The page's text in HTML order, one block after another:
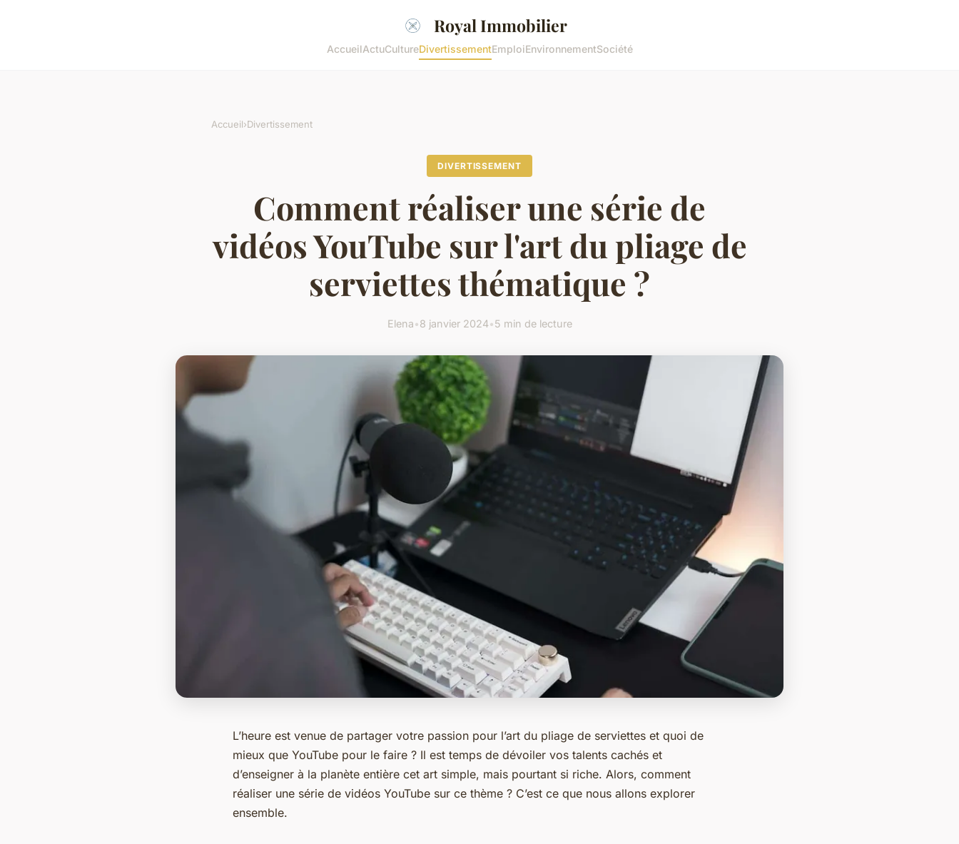
Royal Immobilier
AccueilActuCultureDivertissementEmploiEnvironnementSociété
Accueil›Divertissement
DIVERTISSEMENT
Comment réaliser une série de
vidéos YouTube sur l'art du pliage de
serviettes thématique ?
Elena•8 janvier 2024•5 min de lecture
L’heure est venue de partager votre passion pour l’art du pliage de serviettes et quoi de
mieux que YouTube pour le faire ? Il est temps de dévoiler vos talents cachés et
d’enseigner à la planète entière cet art simple, mais pourtant si riche. Alors, comment
réaliser une série de vidéos YouTube sur ce thème ? C’est ce que nous allons explorer
ensemble.